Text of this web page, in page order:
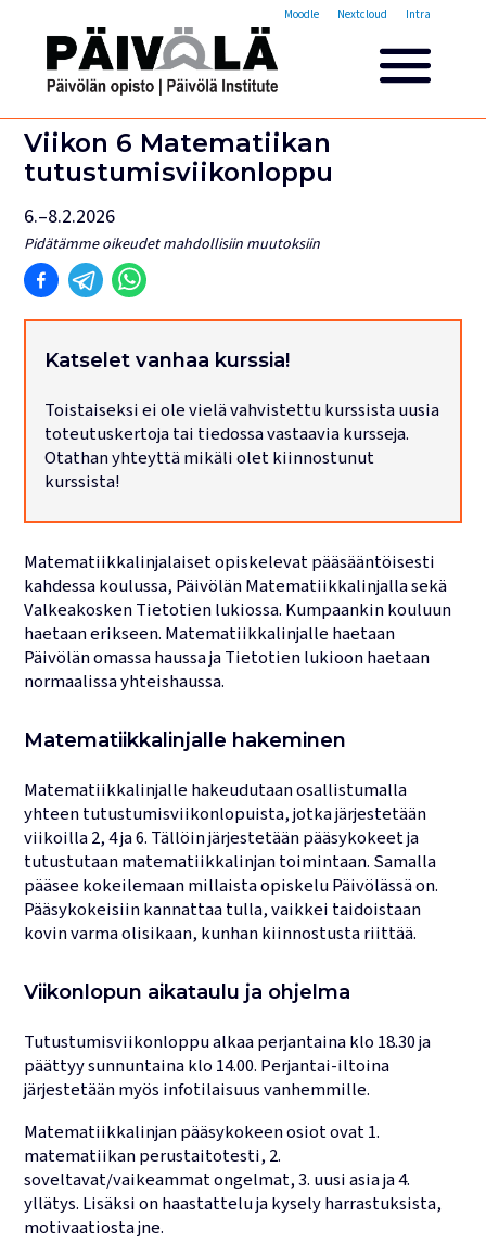
Moodle Nextcloud Intra
Yleisakatemia
Lyhytkurssit
Päivölän opisto
Miksi valita Päivölän opisto
Opintomaksut
Opettajien esittelyt
Tilat ja majoitus
Majoituspalvelut
Tarjoilut ja ruokailut
Leirit
Lukujärjestykset
Viikon 6 Matematiikan
tutustumisviikonloppu
6.–8.2.2026
Pidätämme oikeudet mahdollisiin muutoksiin
Katselet vanhaa kurssia!
Toistaiseksi ei ole vielä vahvistettu kurssista uusia
toteutuskertoja tai tiedossa vastaavia kursseja.
Otathan yhteyttä mikäli olet kiinnostunut
kurssista!
Matematiikkalinjalaiset opiskelevat pääsääntöisesti
kahdessa koulussa, Päivölän Matematiikkalinjalla sekä
Valkeakosken Tietotien lukiossa. Kumpaankin kouluun
haetaan erikseen. Matematiikkalinjalle haetaan
Päivölän omassa haussa ja Tietotien lukioon haetaan
normaalissa yhteishaussa.
Matematiikkalinjalle hakeminen
Matematiikkalinjalle hakeudutaan osallistumalla
yhteen tutustumisviikonlopuista, jotka järjestetään
viikoilla 2, 4 ja 6. Tällöin järjestetään pääsykokeet ja
tutustutaan matematiikkalinjan toimintaan. Samalla
pääsee kokeilemaan millaista opiskelu Päivölässä on.
Pääsykokeisiin kannattaa tulla, vaikkei taidoistaan
kovin varma olisikaan, kunhan kiinnostusta riittää.
Viikonlopun aikataulu ja ohjelma
Tutustumisviikonloppu alkaa perjantaina klo 18.30 ja
päättyy sunnuntaina klo 14.00. Perjantai-iltoina
järjestetään myös infotilaisuus vanhemmille.
Matematiikkalinjan pääsykokeen osiot ovat 1.
matematiikan perustaitotesti, 2.
soveltavat/vaikeammat ongelmat, 3. uusi asia ja 4.
yllätys. Lisäksi on haastattelu ja kysely harrastuksista,
motivaatiosta jne.